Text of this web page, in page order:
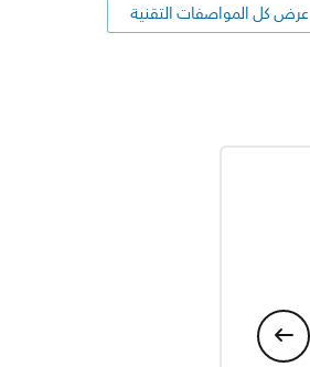
عرض كل المواصفات التقنية